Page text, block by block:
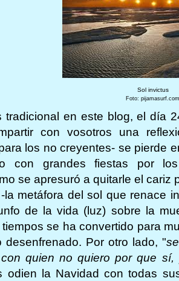
Sol invictus
Foto:
tradicional en este blog, el día
con vosotros una
los no creyentes- se pierde
con grandes fiestas por
se apresuró a quitarle el cariz
la metáfora del sol que renace
de la vida (luz) sobre la
se ha convertido para
desenfrenado. Por otro lado, "
quien no quiero por que sí,
odien la Navidad con todas